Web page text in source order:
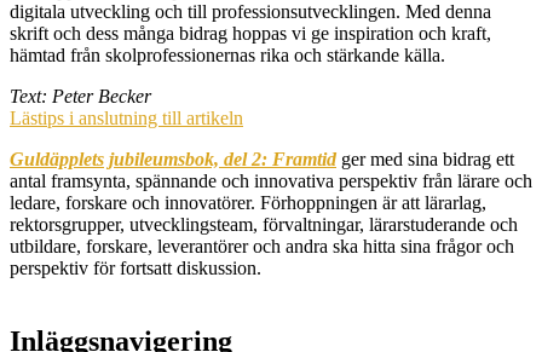
digitala utveckling och till professionsutvecklingen. Med denna
skrift och dess många bidrag hoppas vi ge inspiration och kraft,
hämtad från skolprofessionernas rika och stärkande källa.
Text: Peter Becker
Lästips i anslutning till artikeln
Guldäpplets jubileumsbok, del 2: Framtid ger med sina bidrag ett
antal framsynta, spännande och innovativa perspektiv från lärare och
ledare, forskare och innovatörer. Förhoppningen är att lärarlag,
rektorsgrupper, utvecklingsteam, förvaltningar, lärarstuderande och
utbildare, forskare, leverantörer och andra ska hitta sina frågor och
perspektiv för fortsatt diskussion.
Inläggsnavigering